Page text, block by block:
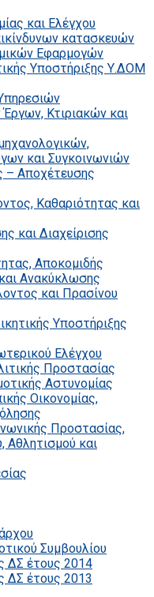
και Ελέγχου
κατασκευών
Εφαρμογών
Υποστήριξης Υ.ΔΟΜ
Κτιριακών και
και Συγκοινωνιών
– Αποχέτευσης
Καθαριότητας και
και Διαχείρισης
Αποκομιδής
Ανακύκλωσης
και Πρασίνου
Υποστήριξης
Ελέγχου
Προστασίας
Αστυνομίας
Οικονομίας,
Προστασίας,
Αθλητισμού και
Συμβουλίου
ΔΣ έτους 2014
ΔΣ έτους 2013